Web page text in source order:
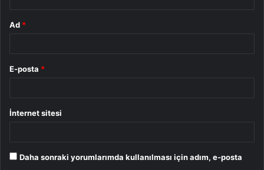
Ad *
E-posta *
İnternet sitesi
Daha sonraki yorumlarımda kullanılması için adım, e-posta